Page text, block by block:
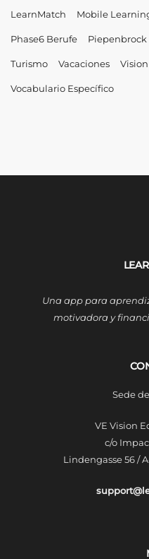
LearnMatch Mobile
Phase6 Berufe Piepenbrock
Turismo Vacaciones
Vocabulario Específico
Una app para
motivadora y
Sede
VE Vision
c/o
Lindengasse 56 /